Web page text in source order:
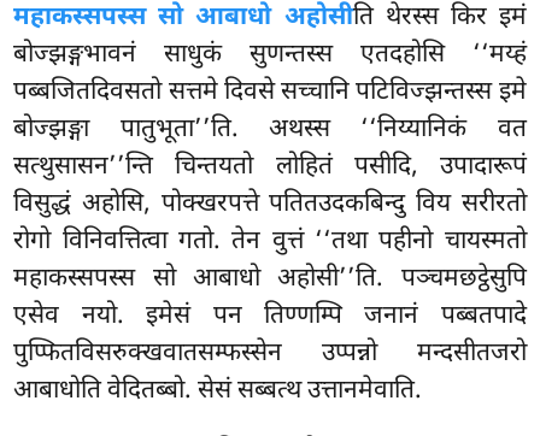
महाकस्सपस्स सो आबाधो अहोसीति थेरस्स किर इमं
बोज्झङ्गभावनं साधुकं सुणन्तस्स एतदहोसि ‘‘मय्हं
पब्बजितदिवसतो सत्तमे दिवसे सच्चानि पटिविज्झन्तस्स इमे
बोज्झङ्गा पातुभूता’’ति. अथस्स ‘‘निय्यानिकं वत
सत्थुसासन’’न्ति चिन्तयतो लोहितं पसीदि, उपादारूपं
विसुद्धं अहोसि, पोक्खरपत्ते पतितउदकबिन्दु विय सरीरतो
रोगो विनिवत्तित्वा गतो. तेन वुत्तं ‘‘तथा पहीनो चायस्मतो
महाकस्सपस्स सो आबाधो अहोसी’’ति. पञ्चमछट्ठेसुपि
एसेव नयो. इमेसं पन तिण्णम्पि जनानं पब्बतपादे
पुप्फितविसरुक्खवातसम्फस्सेन उप्पन्नो मन्दसीतजरो
आबाधोति वेदितब्बो. सेसं सब्बत्थ उत्तानमेवाति.